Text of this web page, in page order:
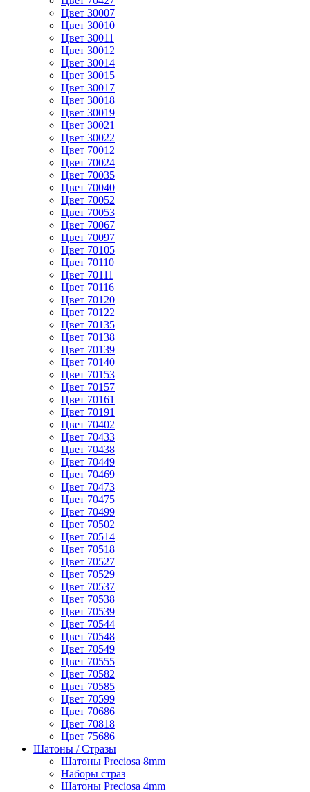
Цвет 30007
Цвет 30010
Цвет 30011
Цвет 30012
Цвет 30014
Цвет 30015
Цвет 30017
Цвет 30018
Цвет 30019
Цвет 30021
Цвет 30022
Цвет 70012
Цвет 70024
Цвет 70035
Цвет 70040
Цвет 70052
Цвет 70053
Цвет 70067
Цвет 70097
Цвет 70105
Цвет 70110
Цвет 70111
Цвет 70116
Цвет 70120
Цвет 70122
Цвет 70135
Цвет 70138
Цвет 70139
Цвет 70140
Цвет 70153
Цвет 70157
Цвет 70161
Цвет 70191
Цвет 70402
Цвет 70433
Цвет 70438
Цвет 70449
Цвет 70469
Цвет 70473
Цвет 70475
Цвет 70499
Цвет 70502
Цвет 70514
Цвет 70518
Цвет 70527
Цвет 70529
Цвет 70537
Цвет 70538
Цвет 70539
Цвет 70544
Цвет 70548
Цвет 70549
Цвет 70555
Цвет 70582
Цвет 70585
Цвет 70599
Цвет 70686
Цвет 70818
Цвет 75686
Шатоны / Стразы
Шатоны Preciosa 8mm
Наборы страз
Шатоны Preciosa 4mm